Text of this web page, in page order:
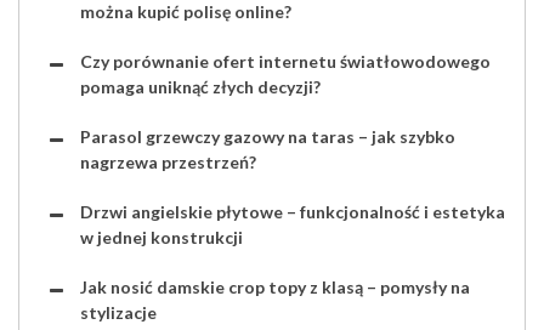
można kupić polisę online?
Czy porównanie ofert internetu światłowodowego
pomaga uniknąć złych decyzji?
Parasol grzewczy gazowy na taras – jak szybko
nagrzewa przestrzeń?
Drzwi angielskie płytowe – funkcjonalność i estetyka
w jednej konstrukcji
Jak nosić damskie crop topy z klasą – pomysły na
stylizacje